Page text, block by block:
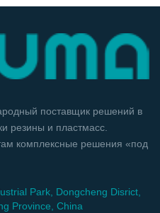
поставщик решений в
резины и пластмасс.
комплексные решения «под
Park, Dongcheng Disrict,
Province, China